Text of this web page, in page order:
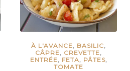
À L'AVANCE, BASILIC,
CÂPRE, CREVETTE,
ENTRÉE, FETA, PÂTES,
TOMATE